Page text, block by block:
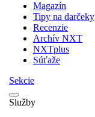
Magazín
Tipy na darčeky
Recenzie
Archív NXT
NXTplus
Súťaže
Sekcie
Služby